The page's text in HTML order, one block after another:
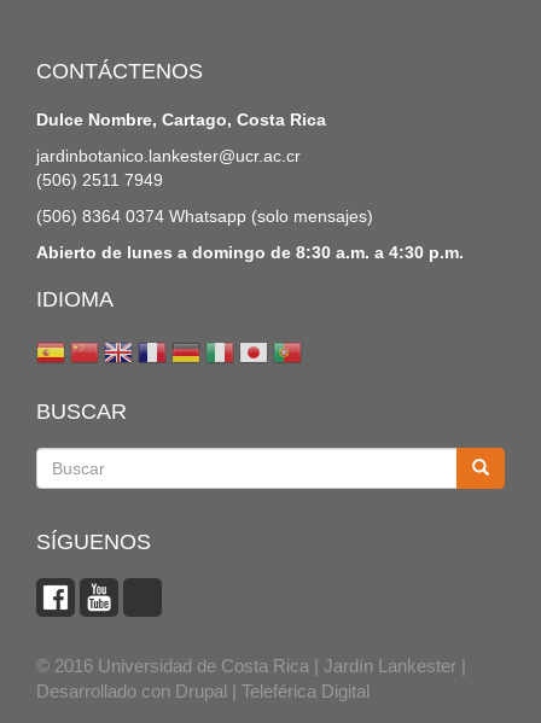
CONTÁCTENOS
Dulce Nombre, Cartago, Costa Rica
jardinbotanico.lankester@ucr.ac.cr
(506) 2511 7949
(506) 8364 0374 Whatsapp (solo mensajes)
Abierto de lunes a domingo de 8:30 a.m. a 4:30 p.m.
IDIOMA
BUSCAR
SÍGUENOS
© 2016 Universidad de Costa Rica | Jardín Lankester |
Desarrollado con Drupal | Teleférica Digital